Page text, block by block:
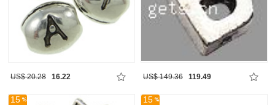
US$ 20.28 16.22 US$ 149.36 119.49
15 15